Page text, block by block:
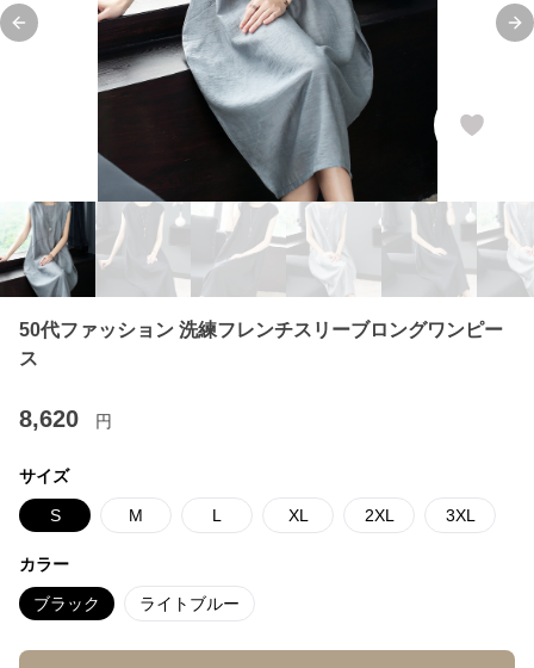
Previous slide
50代ファッション 洗練フレンチスリーブロングワンピー
ス
8,620 円
サイズ
S M L XL 2XL 3XL
カラー
ブラック ライトブルー